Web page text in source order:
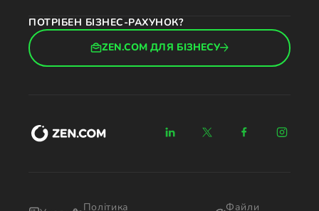
ПОТРІБЕН БІЗНЕС-РАХУНОК?
ZEN.COM ДЛЯ БІЗНЕСУ
Політика
Файли